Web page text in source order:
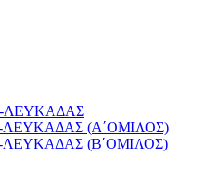
ΛΕΥΚΑΔΑΣ
ΛΕΥΚΑΔΑΣ (Α΄ΟΜΙΛΟΣ)
ΛΕΥΚΑΔΑΣ (Β΄ΟΜΙΛΟΣ)